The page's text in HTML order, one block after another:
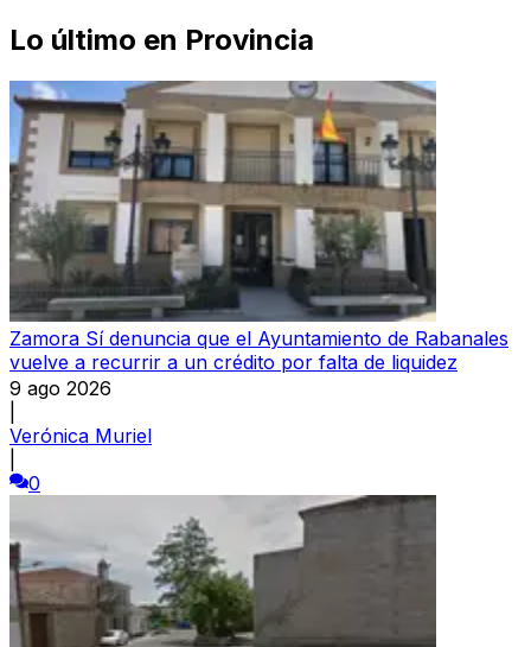
Lo último en Provincia
Zamora Sí denuncia que el Ayuntamiento de Rabanales
vuelve a recurrir a un crédito por falta de liquidez
9 ago 2026
Verónica Muriel
0